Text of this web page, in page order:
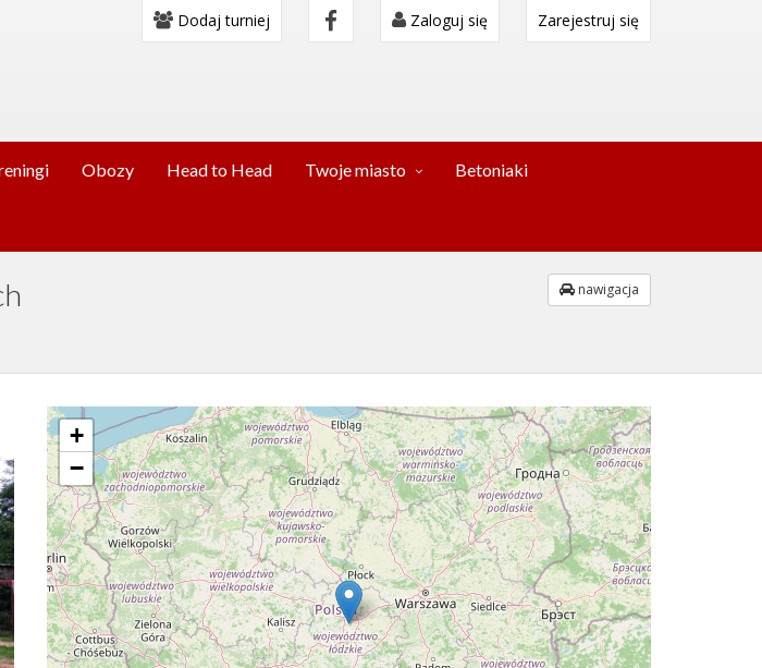
Dodaj turniej Zaloguj się Zarejestruj się
Obozy Head to Head Twoje miasto Betoniaki
nawigacja
+
−